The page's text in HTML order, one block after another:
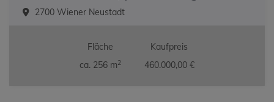
2700 Wiener Neustadt
Fläche
ca. 256 m2
Kaufpreis
460.000,00 €